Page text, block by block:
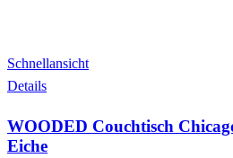
Schnellansicht
Details
WOODED Couchtisch
Eiche